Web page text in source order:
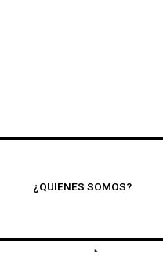
¿QUIENES SOMOS?